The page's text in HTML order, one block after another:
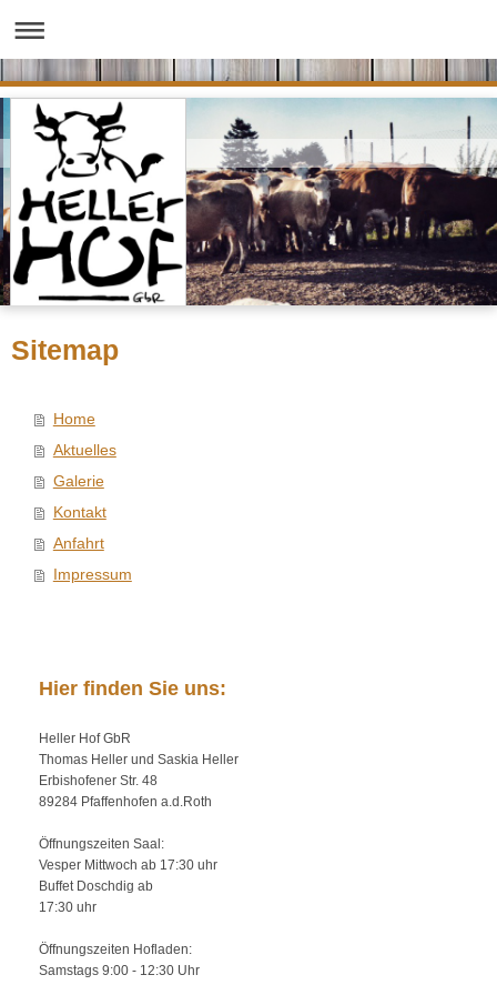
Sitemap
Home
Aktuelles
Galerie
Kontakt
Anfahrt
Impressum
Hier finden Sie uns:
Heller Hof GbR
Thomas Heller und Saskia Heller
Erbishofener Str. 48
89284 Pfaffenhofen a.d.Roth
Öffnungszeiten Saal:
Vesper Mittwoch ab 17:30 uhr
Buffet Doschdig ab
17:30 uhr
Öffnungszeiten Hofladen:
Samstags 9:00 - 12:30 Uhr